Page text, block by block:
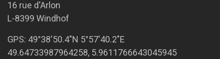
16 rue d'Arlon
L-8399 Windhof
GPS: 49°38'50.4"N 5°57'40.2"E
49.64733987964258, 5.9611766643045945